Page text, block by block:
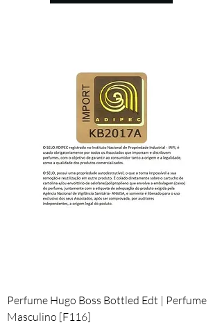
Perfume Hugo Boss Bottled Edt | Perfume
Masculino [F116]